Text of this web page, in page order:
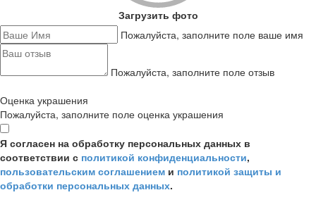
Загрузить фото
Пожалуйста, заполните поле ваше имя
Пожалуйста, заполните поле отзыв
Оценка украшения
Пожалуйста, заполните поле оценка украшения
Я согласен на обработку персональных данных в
соответствии с политикой конфиденциальности,
пользовательским соглашением и политикой защиты и
обработки персональных данных.